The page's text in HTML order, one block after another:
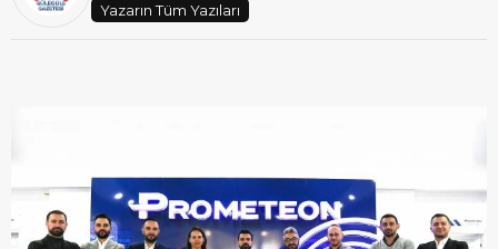
Yazarın Tüm Yazıları